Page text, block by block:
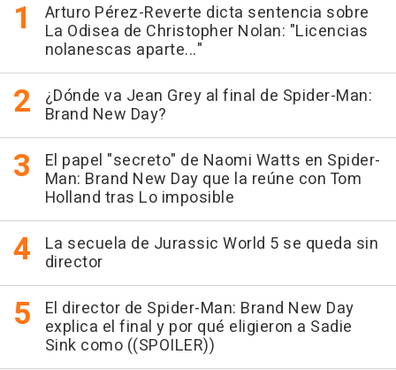
Arturo Pérez-Reverte dicta sentencia sobre
La Odisea de Christopher Nolan: "Licencias
nolanescas aparte..."
¿Dónde va Jean Grey al final de Spider-Man:
Brand New Day?
El papel "secreto" de Naomi Watts en Spider-
Man: Brand New Day que la reúne con Tom
Holland tras Lo imposible
La secuela de Jurassic World 5 se queda sin
director
El director de Spider-Man: Brand New Day
explica el final y por qué eligieron a Sadie
Sink como ((SPOILER))